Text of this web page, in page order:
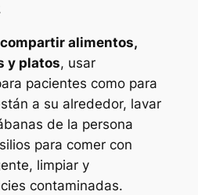
alimentos,
y platos, usar
pacientes como para
a su alrededor, lavar
de la persona
para comer con
limpiar y
contaminadas.